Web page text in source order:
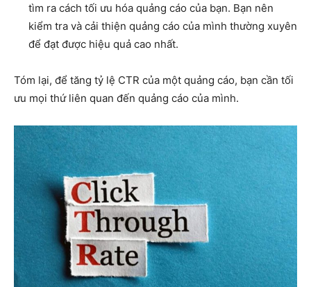
tìm ra cách tối ưu hóa quảng cáo của bạn. Bạn nên
kiểm tra và cải thiện quảng cáo của mình thường xuyên
để đạt được hiệu quả cao nhất.
Tóm lại, để tăng tỷ lệ CTR của một quảng cáo, bạn cần tối
ưu mọi thứ liên quan đến quảng cáo của mình.